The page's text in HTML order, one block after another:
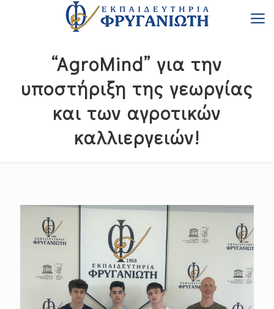
“AgroMind” για την
υποστήριξη της γεωργίας
και των αγροτικών
καλλιεργειών!